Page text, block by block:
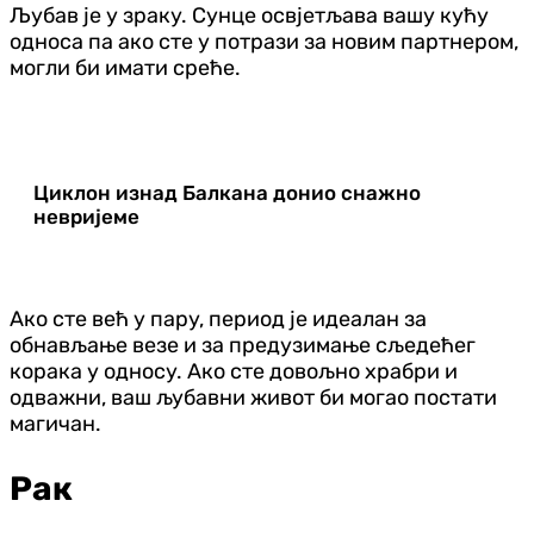
Љубав је у зраку. Сунце освјетљава вашу кућу
односа па ако сте у потрази за новим партнером,
могли би имати среће.
Циклон изнад Балкана донио снажно
невријеме
Ако сте већ у пару, период је идеалан за
обнављање везе и за предузимање сљедећег
корака у односу. Ако сте довољно храбри и
одважни, ваш љубавни живот би могао постати
магичан.
Рак